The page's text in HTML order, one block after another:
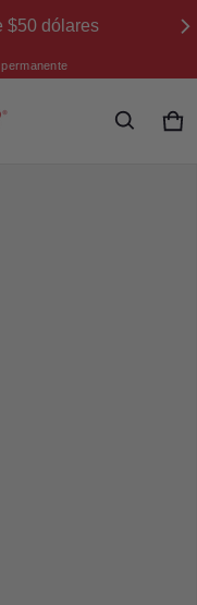
$50 dólares
0